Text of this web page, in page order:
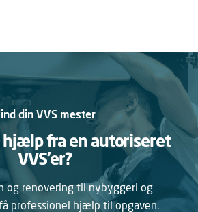
din VVS mester
hjælp fra en autoriseret
VVS’er?
og renovering til nybyggeri og
professionel hjælp til opgaven.